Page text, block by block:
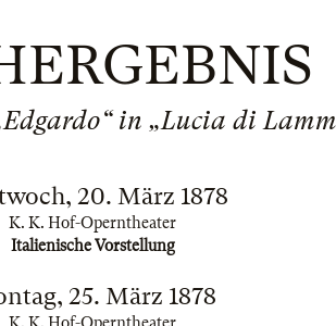
in „Lucia di
20. März 1878
K. K. Hof-Operntheater
Italienische Vorstellung
25. März 1878